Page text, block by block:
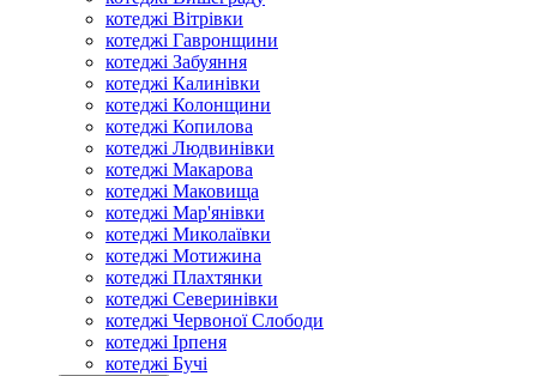
котеджі Вітрівки
котеджі Гавронщини
котеджі Забуяння
котеджі Калинівки
котеджі Колонщини
котеджі Копилова
котеджі Людвинівки
котеджі Макарова
котеджі Маковища
котеджі Мар'янівки
котеджі Миколаївки
котеджі Мотижина
котеджі Плахтянки
котеджі Северинівки
котеджі Червоної Слободи
котеджі Ірпеня
котеджі Бучі